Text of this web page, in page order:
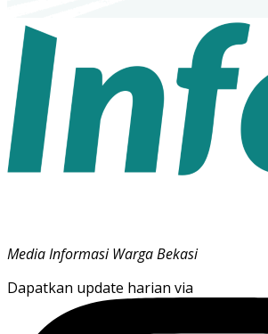
Media Informasi Warga Bekasi
Dapatkan update harian via